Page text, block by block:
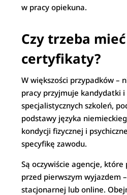
w pracy opiekuna.
Czy trzeba
certyfikaty?
W większości przypadków –
pracy przyjmuje kandydatki
specjalistycznych szkoleń,
podstawy języka
kondycji fizycznej i
specyfikę zawodu.
Są oczywiście agencje,
przed pierwszym wyjazdem
stacjonarnej lub online.